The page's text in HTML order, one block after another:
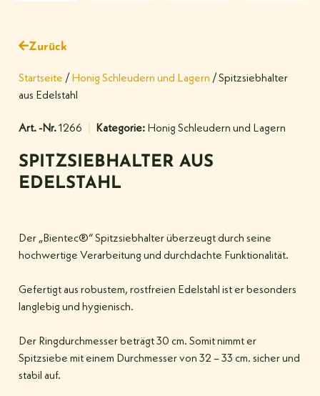
Zurück
Startseite / Honig Schleudern und Lagern / Spitzsiebhalter
aus Edelstahl
Art. -Nr.1266 Kategorie: Honig Schleudern und Lagern
SPITZSIEBHALTER AUS
EDELSTAHL
Der „Bientec®“ Spitzsiebhalter überzeugt durch seine
hochwertige Verarbeitung und durchdachte Funktionalität.
Gefertigt aus robustem, rostfreien Edelstahl ist er besonders
langlebig und hygienisch.
Der Ringdurchmesser beträgt 30 cm. Somit nimmt er
Spitzsiebe mit einem Durchmesser von 32 – 33 cm. sicher und
stabil auf.